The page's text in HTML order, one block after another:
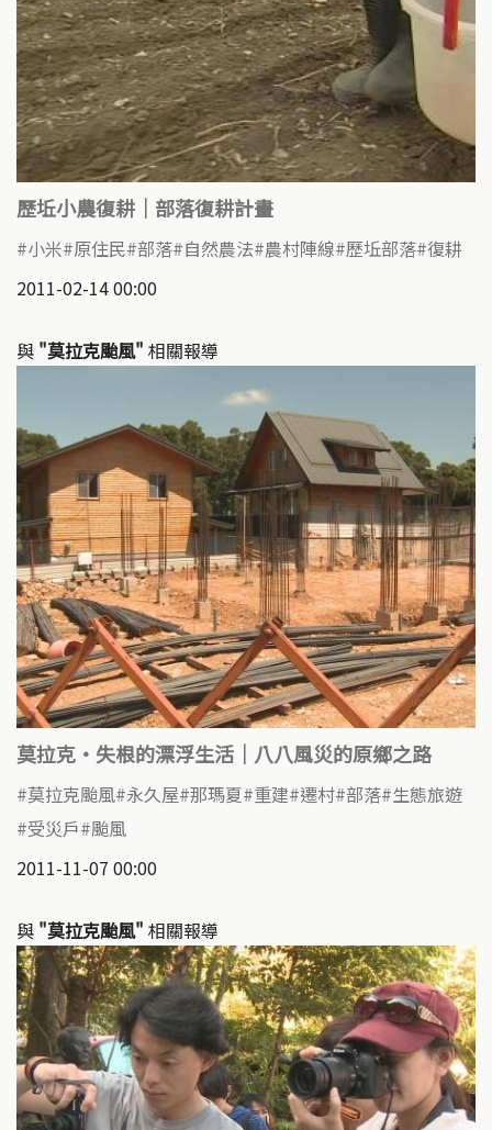
歷坵小農復耕｜部落復耕計畫
小米 原住民 部落 自然農法 農村陣線 歷坵部落 復耕
2011-02-14 00:00
與 "莫拉克颱風" 相關報導
莫拉克‧失根的漂浮生活｜八八風災的原鄉之路
莫拉克颱風 永久屋 那瑪夏 重建 遷村 部落 生態旅遊
受災戶 颱風
2011-11-07 00:00
與 "莫拉克颱風" 相關報導